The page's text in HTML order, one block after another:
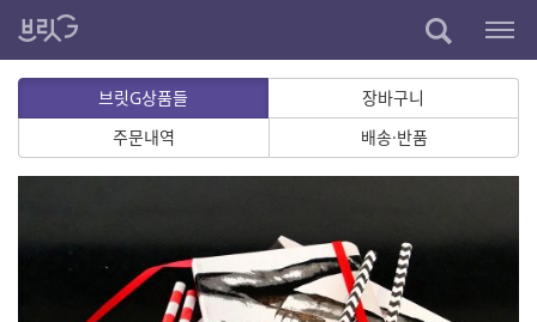
브릿G상품들
장바구니
주문내역
배송·반품